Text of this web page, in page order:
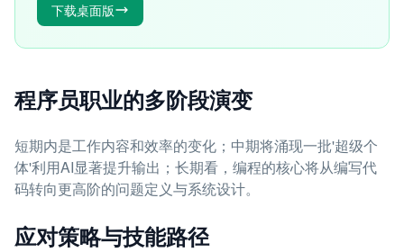
下载桌面版
程序员职业的多阶段演变
短期内是工作内容和效率的变化；中期将涌现一批'超级个
体'利用AI显著提升输出；长期看，编程的核心将从编写代
码转向更高阶的问题定义与系统设计。
应对策略与技能路径